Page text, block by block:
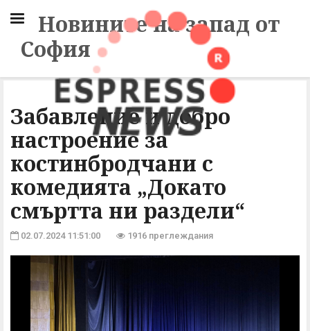
Новините на запад от
София
Забавление и добро
настроение за
костинбродчани с
комедията „Докато
смъртта ни раздели“
02.07.2024 11:51:00 1916 преглеждания